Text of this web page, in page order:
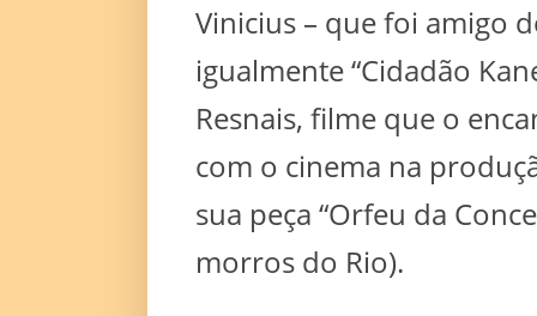
Vinicius – que foi amigo
igualmente “Cidadão
Resnais, filme que o
com o cinema na
sua peça “Orfeu da
morros do Rio).